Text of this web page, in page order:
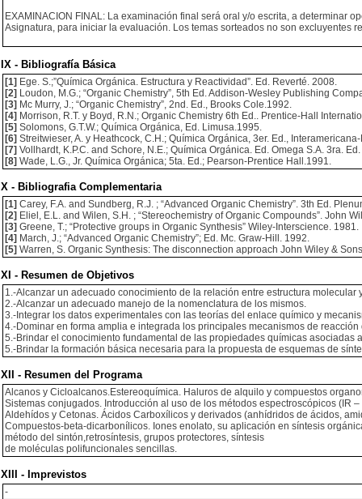
EXAMINACION FINAL: La examinación final será oral y/o escrita, a determinar
Asignatura, para iniciar la evaluación. Los temas sorteados no son excluyentes
IX - Bibliografía Básica
[1] Ege. S.;”Química Orgánica. Estructura y Reactividad”. Ed. Reverté. 2008.
[2] Loudon, M.G.; “Organic Chemistry”, 5th Ed. Addison-Wesley Publishing
[3] Mc Murry, J.; “Organic Chemistry”, 2nd. Ed., Brooks Cole.1992.
[4] Morrison, R.T. y Boyd, R.N.; Organic Chemistry 6th Ed.. Prentice-Hall
[5] Solomons, G.T.W.; Química Orgánica, Ed. Limusa.1995.
[6] Streitwieser, A. y Heathcock, C.H.; Química Orgánica, 3er. Ed.,
[7] Vollhardt, K.P.C. and Schore, N.E.; Química Orgánica. Ed. Omega S.A. 3ra.
[8] Wade, L.G., Jr. Química Orgánica; 5ta. Ed.; Pearson-Prentice Hall.1991.
X - Bibliografia Complementaria
[1] Carey, F.A. and Sundberg, R.J. ; “Advanced Organic Chemistry”. 3th Ed.
[2] Eliel, E.L. and Wilen, S.H. ; “Stereochemistry of Organic Compounds”. John
[3] Greene, T.; “Protective groups in Organic Synthesis” Wiley-Interscience. 1981.
[4] March, J.; “Advanced Organic Chemistry”; Ed. Mc. Graw-Hill. 1992.
[5] Warren, S. Organic Synthesis: The disconnection approach John Wiley &
XI - Resumen de Objetivos
1.-Alcanzar un adecuado conocimiento de la relación entre estructura
2.-Alcanzar un adecuado manejo de la nomenclatura de los mismos.
3.-Integrar los datos experimentales con las teorías del enlace químico y
4.-Dominar en forma amplia e integrada los principales mecanismos de
5.-Brindar el conocimiento fundamental de las propiedades químicas asociadas
5.-Brindar la formación básica necesaria para la propuesta de esquemas de
XII - Resumen del Programa
Alcanos y Cicloalcanos.Estereoquímica. Haluros de alquilo y compuestos
Sistemas conjugados. Introducción al uso de los métodos espectroscópicos (IR
Aldehídos y Cetonas. Ácidos Carboxílicos y derivados (anhídridos de ácidos,
Compuestos-beta-dicarbonílicos. Iones enolato, su aplicación en síntesis
método del sintón,retrosíntesis, grupos protectores, síntesis
de moléculas polifuncionales sencillas.
XIII - Imprevistos
-